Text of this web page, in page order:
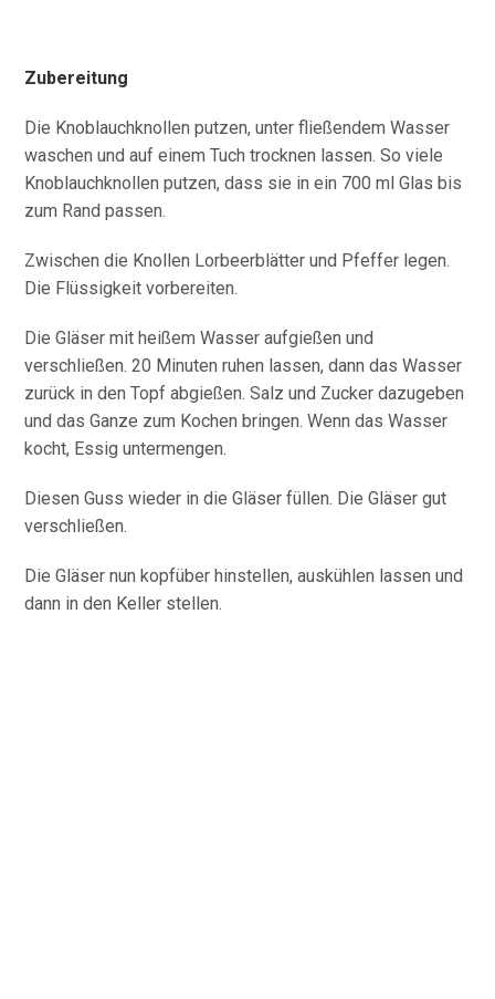
Zubereitung
Die Knoblauchknollen putzen, unter fließendem Wasser
waschen und auf einem Tuch trocknen lassen. So viele
Knoblauchknollen putzen, dass sie in ein 700 ml Glas bis
zum Rand passen.
Zwischen die Knollen Lorbeerblätter und Pfeffer legen.
Die Flüssigkeit vorbereiten.
Die Gläser mit heißem Wasser aufgießen und
verschließen. 20 Minuten ruhen lassen, dann das Wasser
zurück in den Topf abgießen. Salz und Zucker dazugeben
und das Ganze zum Kochen bringen. Wenn das Wasser
kocht, Essig untermengen.
Diesen Guss wieder in die Gläser füllen. Die Gläser gut
verschließen.
Die Gläser nun kopfüber hinstellen, auskühlen lassen und
dann in den Keller stellen.